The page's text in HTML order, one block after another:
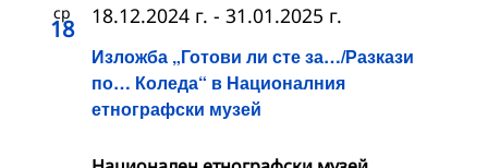
ср
18
Изложба „Готови ли сте за…/Разкази
по… Коледа“ в Националния
етнографски музей
18.12.2024 г. - 31.01.2025 г.